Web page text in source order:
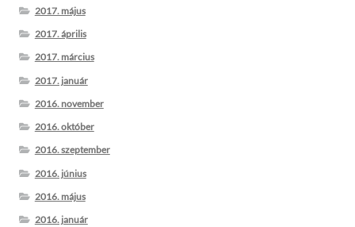
2017. május
2017. április
2017. március
2017. január
2016. november
2016. október
2016. szeptember
2016. június
2016. május
2016. január